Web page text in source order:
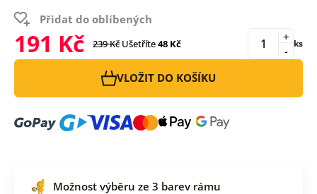
Přidat do oblíbených
191 Kč 239 Kč Ušetříte48 Kč -
+ ks
VLOŽIT DO KOŠÍKU
Možnost výběru ze 3 barev rámu